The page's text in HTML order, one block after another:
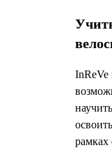
InReVe
рамках